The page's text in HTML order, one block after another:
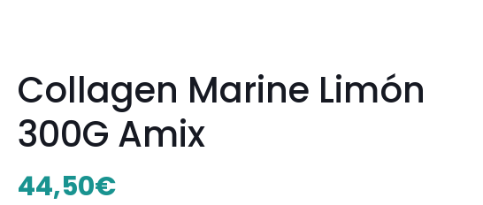
Collagen Marine Limón
300G Amix
44,50€